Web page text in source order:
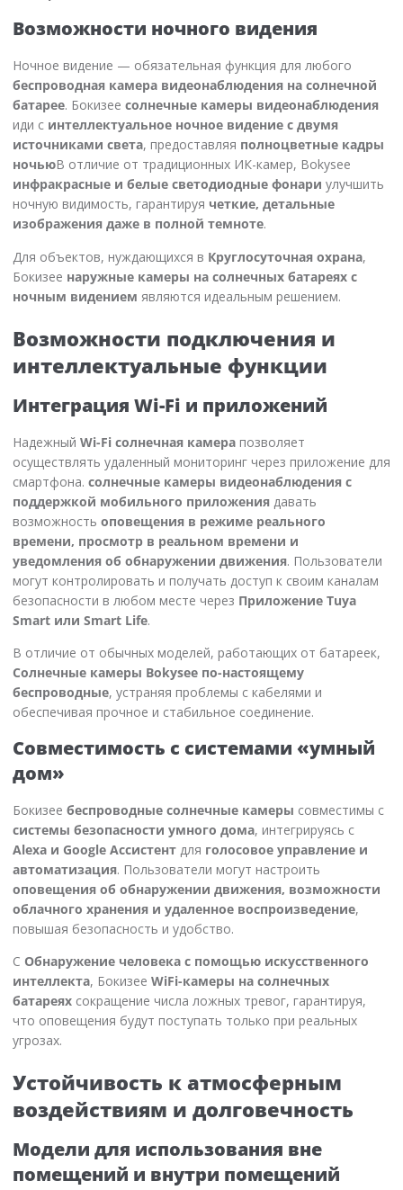
Возможности ночного видения
Ночное видение — обязательная функция для любого
беспроводная камера видеонаблюдения на солнечной
батарее. Бокизее солнечные камеры видеонаблюдения
иди с интеллектуальное ночное видение с двумя
источниками света, предоставляя полноцветные кадры
ночьюВ отличие от традиционных ИК-камер, Bokysee
инфракрасные и белые светодиодные фонари улучшить
ночную видимость, гарантируя четкие, детальные
изображения даже в полной темноте.
Для объектов, нуждающихся в Круглосуточная охрана,
Бокизее наружные камеры на солнечных батареях с
ночным видением являются идеальным решением.
Возможности подключения и
интеллектуальные функции
Интеграция Wi-Fi и приложений
Надежный Wi-Fi солнечная камера позволяет
осуществлять удаленный мониторинг через приложение для
смартфона. солнечные камеры видеонаблюдения с
поддержкой мобильного приложения давать
возможность оповещения в режиме реального
времени, просмотр в реальном времени и
уведомления об обнаружении движения. Пользователи
могут контролировать и получать доступ к своим каналам
безопасности в любом месте через Приложение Tuya
Smart или Smart Life.
В отличие от обычных моделей, работающих от батареек,
Солнечные камеры Bokysee по-настоящему
беспроводные, устраняя проблемы с кабелями и
обеспечивая прочное и стабильное соединение.
Совместимость с системами «умный
дом»
Бокизее беспроводные солнечные камеры совместимы с
системы безопасности умного дома, интегрируясь с
Alexa и Google Ассистент для голосовое управление и
автоматизация. Пользователи могут настроить
оповещения об обнаружении движения, возможности
облачного хранения и удаленное воспроизведение,
повышая безопасность и удобство.
С Обнаружение человека с помощью искусственного
интеллекта, Бокизее WiFi-камеры на солнечных
батареях сокращение числа ложных тревог, гарантируя,
что оповещения будут поступать только при реальных
угрозах.
Устойчивость к атмосферным
воздействиям и долговечность
Модели для использования вне
помещений и внутри помещений